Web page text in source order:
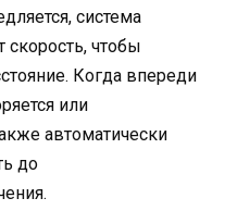
система
чтобы
Когда впереди
или
автоматически
до